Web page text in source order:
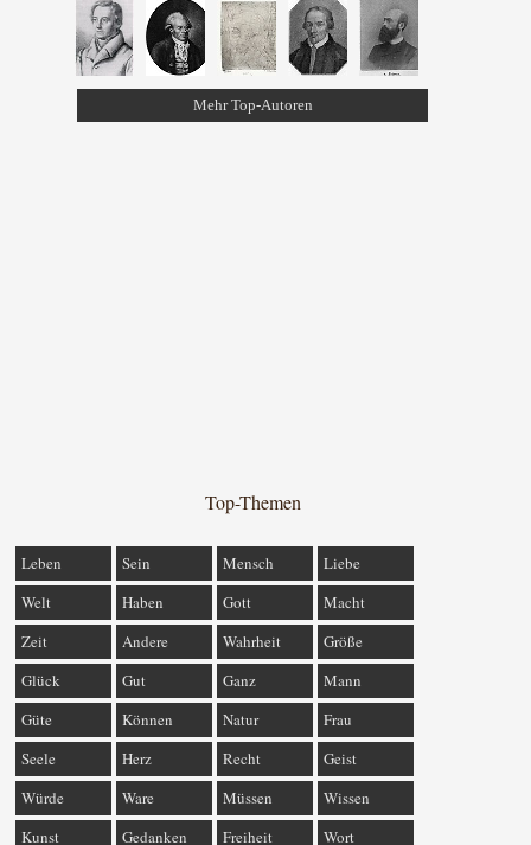
Mehr Top-Autoren
Top-Themen
Leben Sein Mensch
Liebe
Welt
Haben Gott
Macht
Zeit
Andere Wahrheit
Größe
Glück
Gut Ganz
Mann
Güte
Können Natur
Frau
Seele
Herz Recht
Geist
Würde
Ware Müssen
Wissen
Kunst
Gedanken Freiheit Wort